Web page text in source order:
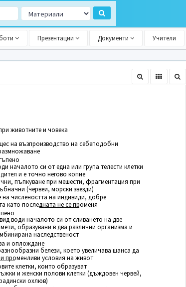
Презентации Документи Учители
животните и човека
на възпроизводство на себеподобни
началото си от една или група телести клетки
и е точно негово копие
пъпкуване при мешести, фрагментация при
(червеи, морски звезди)
на числеността на индивиди, добре
като последната не се променя
води началото си от сливането на две
образувани в два различни организма и
наследственост
и оплождане
белези, което увеличава шанса да
променливи условия на живот
клетки, които образуват
и женски полови клетки (дъждовен червей,
охлюв)